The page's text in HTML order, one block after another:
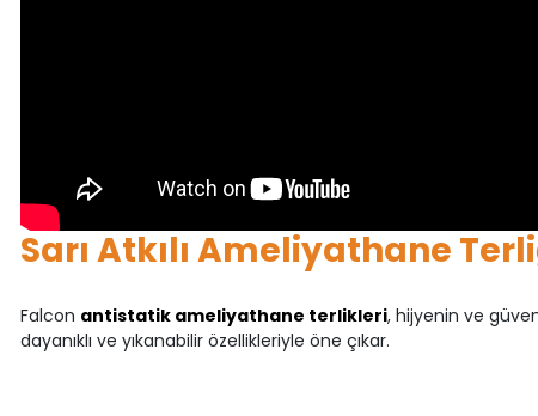
Sarı Atkılı Ameliyathane
Falcon antistatik ameliyathane terlikleri, hijyenin ve
dayanıklı ve yıkanabilir özellikleriyle öne çıkar.